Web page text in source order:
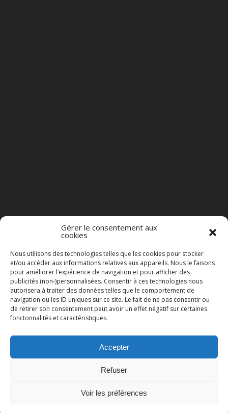
Gérer le consentement aux
cookies
Nous utilisons des technologies telles que les cookies pour stocker
et/ou accéder aux informations relatives aux appareils. Nous le faisons
pour améliorer l’expérience de navigation et pour afficher des
publicités (non-)personnalisées. Consentir à ces technologies nous
autorisera à traiter des données telles que le comportement de
navigation ou les ID uniques sur ce site. Le fait de ne pas consentir ou
de retirer son consentement peut avoir un effet négatif sur certaines
fonctonnalités et caractéristiques.
Accepter
Refuser
Voir les préférences
© 2023 BAD NEWS ON RADIO TOUS DROITS RÉSERVÉS.